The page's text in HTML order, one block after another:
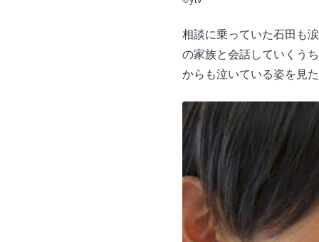
相談に乗っていた石田も
の家族と会話していくう
からも泣いている姿を見